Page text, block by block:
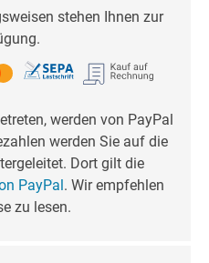
stehen Ihnen zur
werden von PayPal
werden Sie auf die
Dort gilt die
PayPal . Wir empfehlen
zu lesen.